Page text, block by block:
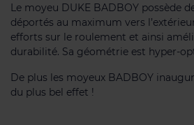
Le moyeu DUKE BADBOY possède
déportés au maximum vers
efforts sur le roulement et ainsi
durabilité. Sa géométrie est hyper-
De plus les moyeux BADBOY
du plus bel effet !